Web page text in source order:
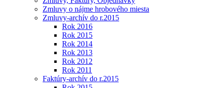
Zmluvy o nájme hrobového miesta
Zmluvy-archív do r.2015
Rok 2016
Rok 2015
Rok 2014
Rok 2013
Rok 2012
Rok 2011
Faktúry-archív do r.2015